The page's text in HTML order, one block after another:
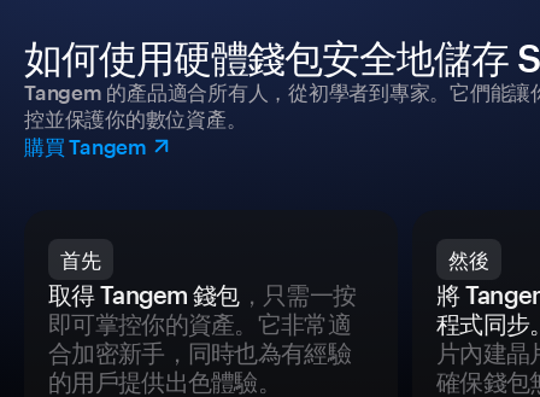
如何使用硬體錢包安全地儲存
Tangem 的產品適合所有人，從初學者到專家。它們能
控並保護你的數位資產。
購買 Tangem
首先
取得 Tangem 錢包，只需一按
即可掌控你的資產。它非常適
合加密新手，同時也為有經驗
的用戶提供出色體驗。
然後
將
程式同步
片內建晶
確保錢包